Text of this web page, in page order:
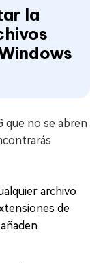
la
que no se abren
archivo
de